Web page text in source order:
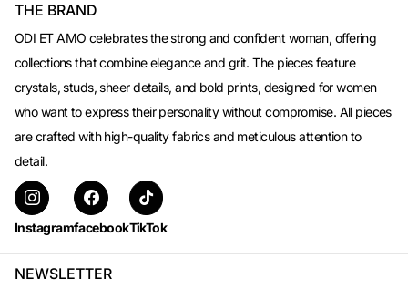
THE BRAND
ODI ET AMO celebrates the strong and confident woman, offering
collections that combine elegance and grit. The pieces feature
crystals, studs, sheer details, and bold prints, designed for women
who want to express their personality without compromise. All pieces
are crafted with high-quality fabrics and meticulous attention to
detail.
InstagramfacebookTikTok
NEWSLETTER